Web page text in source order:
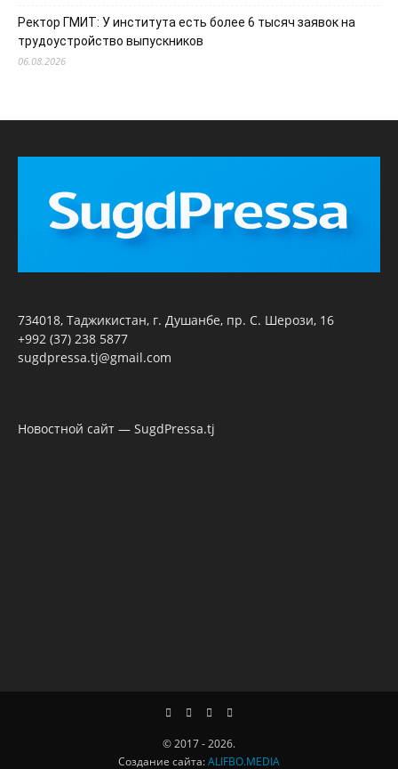
Ректор ГМИТ: У института есть более 6 тысяч заявок на
трудоустройство выпускников
06.08.2026
734018, Таджикистан, г. Душанбе, пр. С. Шерози, 16
+992 (37) 238 5877
sugdpressa.tj@gmail.com
Новостной сайт — SugdPressa.tj
© 2017 - 2026.
Создание сайта:ALIFBO.MEDIA